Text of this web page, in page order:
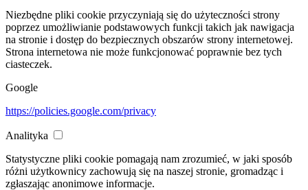
Niezbędne pliki cookie przyczyniają się do użyteczności strony
poprzez umożliwianie podstawowych funkcji takich jak nawigacja
na stronie i dostęp do bezpiecznych obszarów strony internetowej.
Strona internetowa nie może funkcjonować poprawnie bez tych
ciasteczek.
Google
https://policies.google.com/privacy
Analityka
Statystyczne pliki cookie pomagają nam zrozumieć, w jaki sposób
różni użytkownicy zachowują się na naszej stronie, gromadząc i
zgłaszając anonimowe informacje.